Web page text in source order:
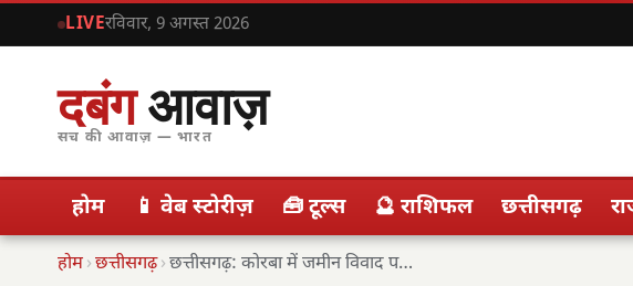
LIVEरविवार, 9 अगस्त 2026
दबंगआवाज़
सच की आवाज़ — भारत
होम 📱 वेब स्टोरीज़ 🧰 टूल्स 🔮 राशिफल छत्तीसगढ़
होम›छत्तीसगढ़› छत्तीसगढ़: कोरबा में जमीन विवाद पर खूनी झड़प,…